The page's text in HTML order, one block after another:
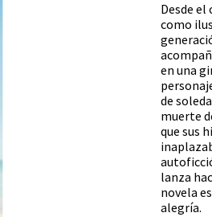
Desde
como
en una
de
muerte
que sus
lanza
novela
alegría.